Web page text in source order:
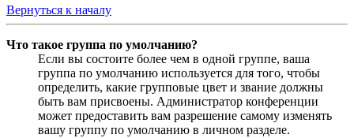
Вернуться к началу
Что такое группа по умолчанию?
Если вы состоите более чем в одной группе, ваша
группа по умолчанию используется для того, чтобы
определить, какие групповые цвет и звание должны
быть вам присвоены. Администратор конференции
может предоставить вам разрешение самому изменять
вашу группу по умолчанию в личном разделе.